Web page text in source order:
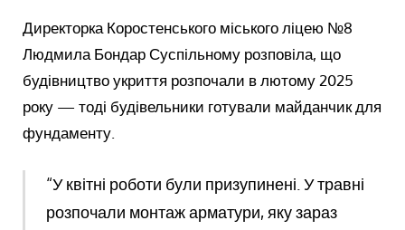
Директорка Коростенського міського ліцею №8
Людмила Бондар Суспільному розповіла, що
будівництво укриття розпочали в лютому 2025
року — тоді будівельники готували майданчик для
фундаменту.
“У квітні роботи були призупинені. У травні
розпочали монтаж арматури, яку зараз